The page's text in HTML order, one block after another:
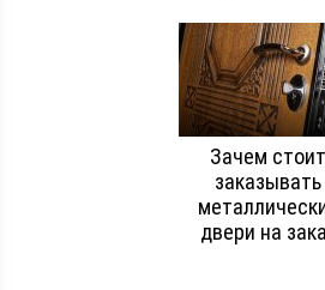
Зачем стоит
заказывать
двери на